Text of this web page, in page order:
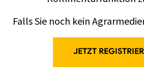
Falls Sie noch kein
JETZT